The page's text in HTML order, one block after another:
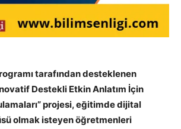
tarafından desteklenen
Destekli Etkin Anlatım İçin
projesi, eğitimde dijital
olmak isteyen öğretmenleri